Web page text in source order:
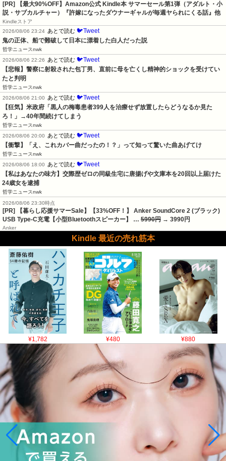
[PR]
【最大90%OFF】Amazon公式 Kindle本 サマーセール第1弾（アダルト・小
説・サブカルチャー）『許嫁になったダウナーギャルが毎週ヤられにくる話』他
Kindleストア
2026/08/06 23:24 あとで読む 🐦Tweet
鬼の正体、船で難破して日本に漂着した白人だった説
哲学ニュースnwk
2026/08/06 22:26
あとで読む 🐦Tweet
【悲報】警察に射殺された包丁男、直前に母を亡くし精神的ショックを受けてい
たと判明
哲学ニュースnwk
2026/08/06 21:00
あとで読む 🐦Tweet
【狂気】米政府「黒人の梅毒患者399人を治療せず放置したらどうなるか見た
ろ！」→40年間続けてしまう
哲学ニュースnwk
2026/08/06 20:00
あとで読む 🐦Tweet
【衝撃】「え、これカバー曲だったの！？」って知って驚いた曲あげてけ
哲学ニュースnwk
2026/08/06 18:00
あとで読む 🐦Tweet
【私はあなたの味方】交際歴ゼロの同級生宅に唐揚げや文庫本を20回以上届けた
24歳女を逮捕
哲学ニュースnwk
2026/08/06 23:30時点
[PR] 【暮らし応援サマーSale】【33%OFF！】 Anker SoundCore 2 (ブラック)
USB Type-C充電【小型Bluetoothスピーカー】 … 5990円 → 3990円
Anker
Kindle 最近の売れ筋本
¥1,782 ¥480 ¥880